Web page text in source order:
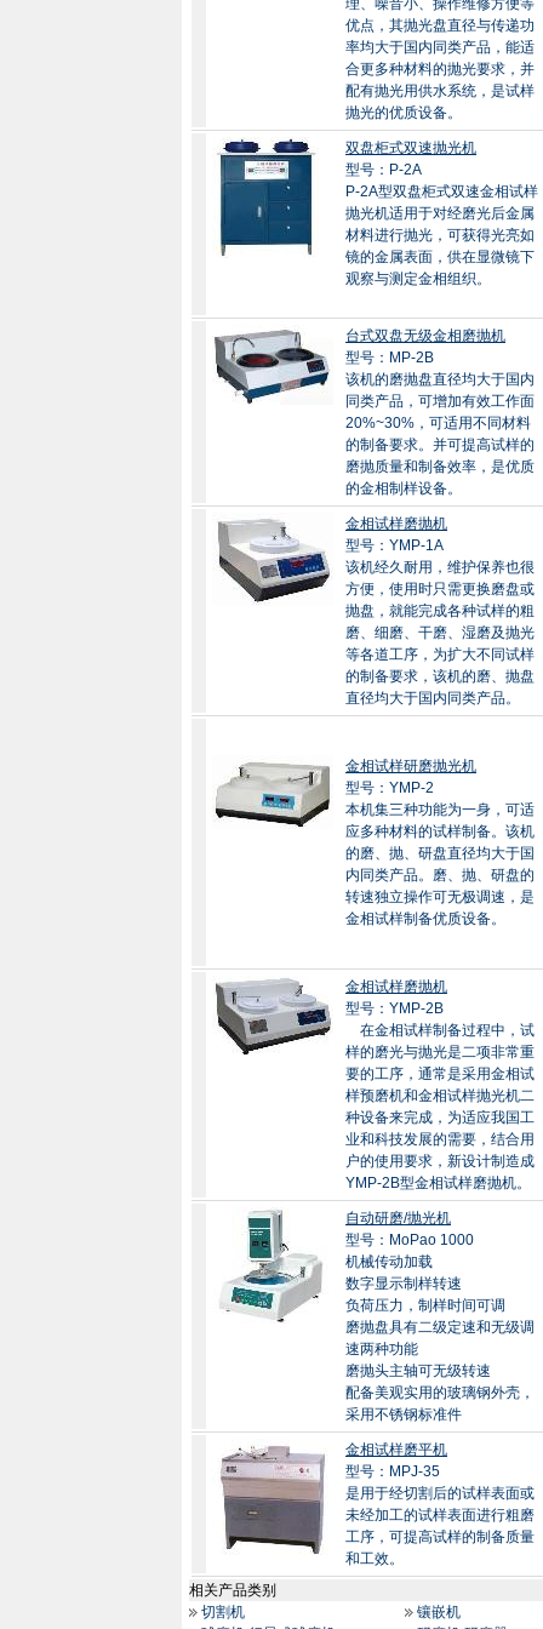
理、噪音小、操作维修方便等
优点，其抛光盘直径与传递功
率均大于国内同类产品，能适
合更多种材料的抛光要求，并
配有抛光用供水系统，是试样
抛光的优质设备。
双盘柜式双速抛光机
型号：P-2A
P-2A型双盘柜式双速金相试样
抛光机适用于对经磨光后金属
材料进行抛光，可获得光亮如
镜的金属表面，供在显微镜下
观察与测定金相组织。
台式双盘无级金相磨抛机
型号：MP-2B
该机的磨抛盘直径均大于国内
同类产品，可增加有效工作面
20%~30%，可适用不同材料
的制备要求。并可提高试样的
磨抛质量和制备效率，是优质
的金相制样设备。
金相试样磨抛机
型号：YMP-1A
该机经久耐用，维护保养也很
方便，使用时只需更换磨盘或
抛盘，就能完成各种试样的粗
磨、细磨、干磨、湿磨及抛光
等各道工序，为扩大不同试样
的制备要求，该机的磨、抛盘
直径均大于国内同类产品。
金相试样研磨抛光机
型号：YMP-2
本机集三种功能为一身，可适
应多种材料的试样制备。该机
的磨、抛、研盘直径均大于国
内同类产品。磨、抛、研盘的
转速独立操作可无极调速，是
金相试样制备优质设备。
金相试样磨抛机
型号：YMP-2B
在金相试样制备过程中，试
样的磨光与抛光是二项非常重
要的工序，通常是采用金相试
样预磨机和金相试样抛光机二
种设备来完成，为适应我国工
业和科技发展的需要，结合用
户的使用要求，新设计制造成
YMP-2B型金相试样磨抛机。
自动研磨/抛光机
型号：MoPao 1000
机械传动加载
数字显示制样转速
负荷压力，制样时间可调
磨抛盘具有二级定速和无级调
速两种功能
磨抛头主轴可无级转速
配备美观实用的玻璃钢外壳，
采用不锈钢标准件
金相试样磨平机
型号：MPJ-35
是用于经切割后的试样表面或
未经加工的试样表面进行粗磨
工序，可提高试样的制备质量
和工效。
相关产品类别
切割机
镶嵌机